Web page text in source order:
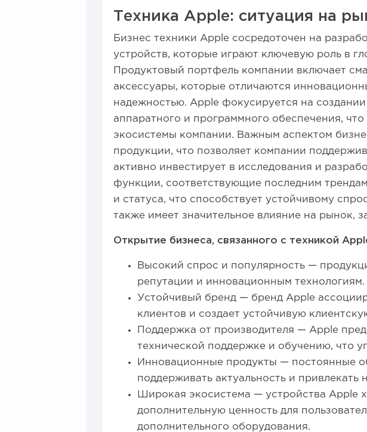
Техника Apple: ситуация на
Бизнес техники Apple сосредоточен на
устройств, которые играют ключевую роль в
Продуктовый портфель компании включает
аксессуары, которые отличаются
надежностью. Apple фокусируется на
аппаратного и программного обеспечения,
экосистемы компании. Важным аспектом
продукции, что позволяет компании
активно инвестирует в исследования и
функции, соответствующие последним
и статуса, что способствует устойчивому
также имеет значительное влияние на рынок,
Открытие бизнеса, связанного с техникой
Высокий спрос и популярность —
репутации и инновационным технологиям.
Устойчивый бренд — бренд Apple
клиентов и создает устойчивую
Поддержка от производителя — Apple
технической поддержке и обучению, что
Инновационные продукты — постоянные
поддерживать актуальность и привлекать
Широкая экосистема — устройства Apple
дополнительную ценность для
дополнительного оборудования.